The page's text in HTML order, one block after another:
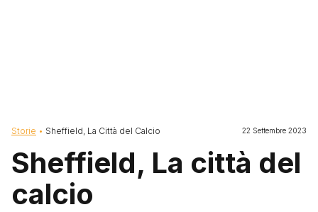
Briciole di pane
Storie Sheffield, La Città del Calcio 22 Settembre 2023
Sheffield, La città del
calcio